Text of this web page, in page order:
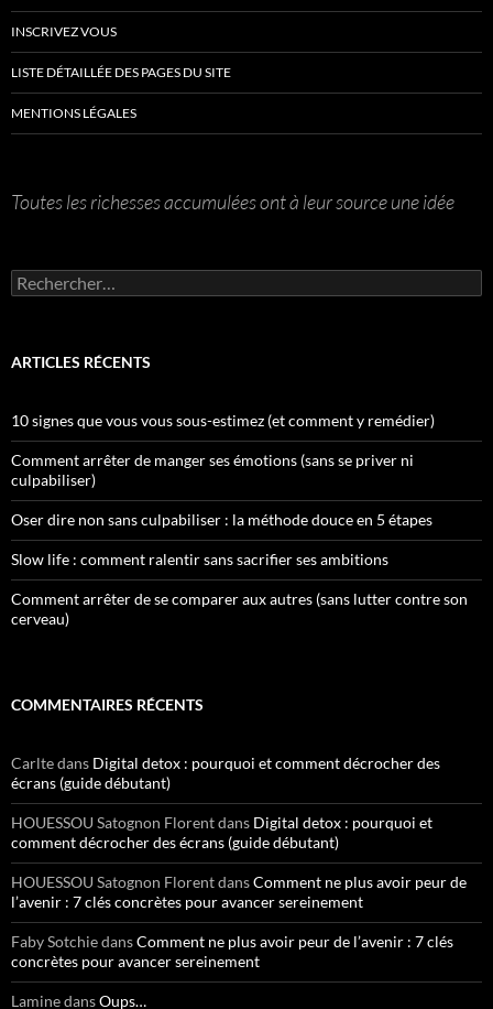
INSCRIVEZ VOUS
LISTE DÉTAILLÉE DES PAGES DU SITE
MENTIONS LÉGALES
Toutes les richesses accumulées ont à leur source une idée
Rechercher :
ARTICLES RÉCENTS
10 signes que vous vous sous-estimez (et comment y remédier)
Comment arrêter de manger ses émotions (sans se priver ni
culpabiliser)
Oser dire non sans culpabiliser : la méthode douce en 5 étapes
Slow life : comment ralentir sans sacrifier ses ambitions
Comment arrêter de se comparer aux autres (sans lutter contre son
cerveau)
COMMENTAIRES RÉCENTS
Carltedans Digital detox : pourquoi et comment décrocher des
écrans (guide débutant)
HOUESSOU Satognon Florentdans Digital detox : pourquoi et
comment décrocher des écrans (guide débutant)
HOUESSOU Satognon FlorentdansComment ne plus avoir peur de
l’avenir : 7 clés concrètes pour avancer sereinement
Faby SotchiedansComment ne plus avoir peur de l’avenir : 7 clés
concrètes pour avancer sereinement
LaminedansOups…